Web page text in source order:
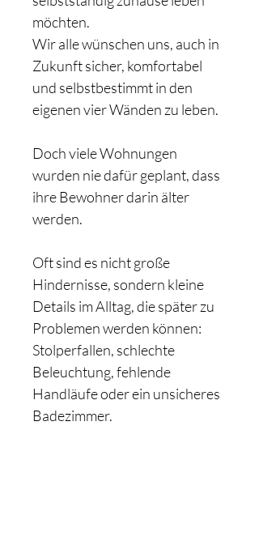
möchten.
Wir alle wünschen uns, auch in
Zukunft sicher, komfortabel
und selbstbestimmt in den
eigenen vier Wänden zu leben.
Doch viele Wohnungen
wurden nie dafür geplant, dass
ihre Bewohner darin älter
werden.
Oft sind es nicht große
Hindernisse, sondern kleine
Details im Alltag, die später zu
Problemen werden können:
Stolperfallen, schlechte
Beleuchtung, fehlende
Handläufe oder ein unsicheres
Badezimmer.